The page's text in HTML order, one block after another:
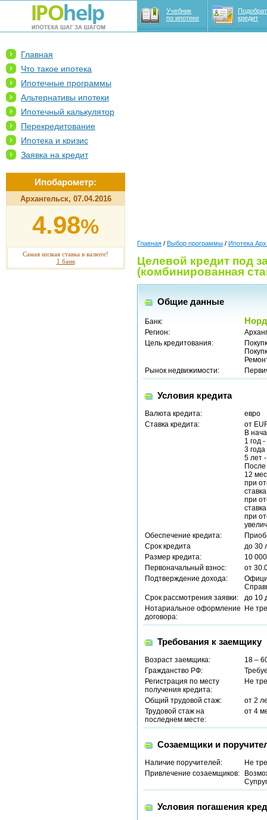
Учебник
по ипотеке
кредит
Главная
Что такое ипотека
Ипотечные программы
Альтернативы ипотеки
Ипотечный калькулятор
Перекредитование
Ипотека и кризис
Заявка на кредит
Ипобарометр:
Архангельск, 07.04.2016
4.98%
Самая низкая ставка в валюте!
1 банк
Главная / Выбор программы / Ипотека
Целевой кредит под
(комбинированная
Общие данные
Банк:
Регион:
Цель кредитования:
Рынок недвижимости:
Условия кредита
Валюта кредита:
евро
Ставка кредита:
от
В
1 год
3
5 лет
12
при
при
при
Обеспечение кредита:
Срок кредита
до 30
Размер кредита:
10
Первоначальный взнос:
от
Подтверждение дохода:
Срок рассмотрения заявки:
до 10
Нотариальное оформление
договора:
Не
Требования к заемщику
Возраст заемщика:
18 –
Гражданство РФ:
Регистрация по месту
получения кредита:
Не
Общий трудовой стаж:
от 2
Трудовой стаж на
последнем месте:
от 4
Созаемщики и
Наличие поручителей:
Не
Привлечение созаемщиков:
Условия погашения